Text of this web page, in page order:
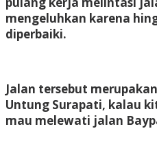
mengeluhkan karena
diperbaiki.
Jalan tersebut
Untung Surapati, kalau
mau melewati jalan